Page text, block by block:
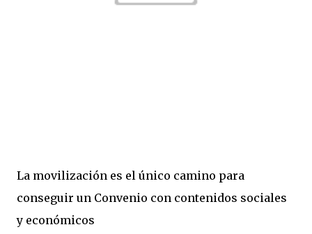
La movilización es el único camino para
conseguir un Convenio con contenidos sociales
y económicos